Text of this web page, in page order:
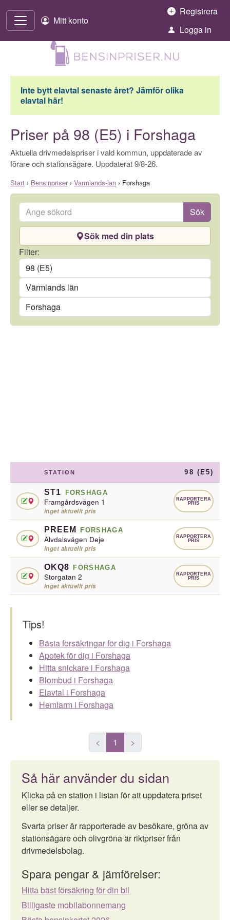
Mitt konto
Registrera
Logga in
Inte bytt elavtal senaste året? Jämför olika
elavtal här!
Priser på 98 (E5) i Forshaga
Aktuella drivmedelspriser i vald kommun, uppdaterade av
förare och stationsägare. Uppdaterat 9/8-26.
Start › Bensinpriser› Varmlands-lan › Forshaga
Ange sökord Sök
Sök med din plats
Filter:
Län
Kommun
STATION 98 (E5)
ST1 FORSHAGA
Framgårdsvägen 1
inget aktuellt pris
RAPPORTERA
PRIS
PREEM FORSHAGA
Älvdalsvägen Deje
inget aktuellt pris
RAPPORTERA
PRIS
OKQ8 FORSHAGA
Storgatan 2
inget aktuellt pris
RAPPORTERA
PRIS
Tips!
Bästa försäkringar för dig i Forshaga
Apotek för dig i Forshaga
Hitta snickare i Forshaga
Blombud i Forshaga
Elavtal i Forshaga
Hemlarm i Forshaga
< 1 >
Så här använder du sidan
Klicka på en station i listan för att uppdatera priset
eller se detaljer.
Svarta priser är rapporterade av besökare, gröna av
stationsägare och olivgröna är riktpriser från
drivmedelsbolag.
Spara pengar & jämförelser:
Hitta bäst försäkring för din bil
Billigaste mobilabonnemang